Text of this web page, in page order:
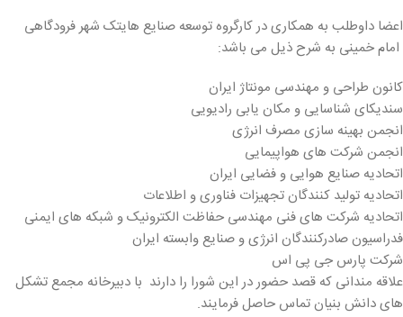
اعضا داوطلب به همکاری در کارگروه توسعه صنایع هایتک شهر فرودگاهی
امام خمینی به شرح ذیل می باشد:
کانون طراحی و مهندسی مونتاژ ایران
سندیکای شناسایی و مکان یابی رادیویی
انجمن بهینه سازی مصرف انرژی
انجمن شرکت های هواپیمایی
اتحادیه صنایع هوایی و فضایی ایران
اتحادیه تولید کنندگان تجهیزات فناوری و اطلاعات
اتحادیه شرکت های فنی مهندسی حفاظت الکترونیک و شبکه های ایمنی
فدراسیون صادرکنندگان انرژی و صنایع وابسته ایران
شرکت پارس جی پی اس
علاقه مندانی که قصد حضور در این شورا را دارند با دبیرخانه مجمع تشکل
های دانش بنیان تماس حاصل فرمایند.